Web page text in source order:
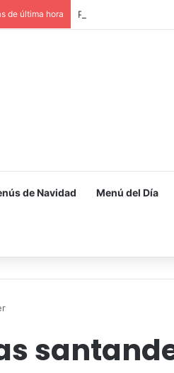
de última hora Planes para el día de
de Navidad Menú del Día